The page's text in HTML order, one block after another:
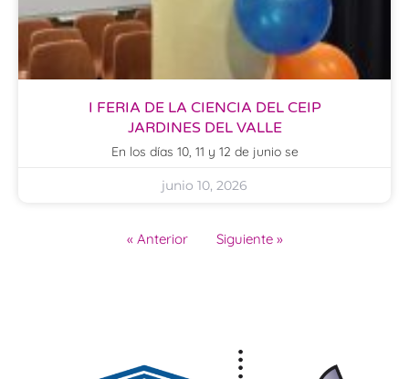
I FERIA DE LA CIENCIA DEL CEIP
JARDINES DEL VALLE
En los días 10, 11 y 12 de junio se
junio 10, 2026
« Anterior Siguiente »